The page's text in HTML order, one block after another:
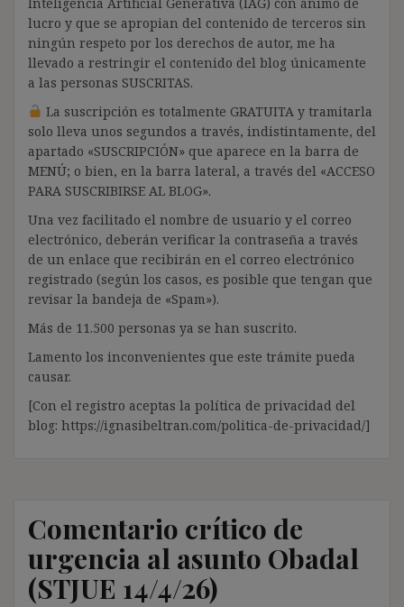
lucro y que se apropian del contenido de terceros sin
ningún respeto por los derechos de autor, me ha
llevado a restringir el contenido del blog únicamente
a las personas SUSCRITAS.
La suscripción es totalmente GRATUITA y tramitarla
solo lleva unos segundos a través, indistintamente, del
apartado «SUSCRIPCIÓN» que aparece en la barra de
MENÚ; o bien, en la barra lateral, a través del «ACCESO
PARA SUSCRIBIRSE AL BLOG».
Una vez facilitado el nombre de usuario y el correo
electrónico, deberán verificar la contraseña a través
de un enlace que recibirán en el correo electrónico
registrado (según los casos, es posible que tengan que
revisar la bandeja de «Spam»).
Más de 11.500 personas ya se han suscrito.
Lamento los inconvenientes que este trámite pueda
causar.
[Con el registro aceptas la política de privacidad del
blog: https://ignasibeltran.com/politica-de-privacidad/]
Comentario crítico de
urgencia al asunto Obadal
(STJUE 14/4/26)